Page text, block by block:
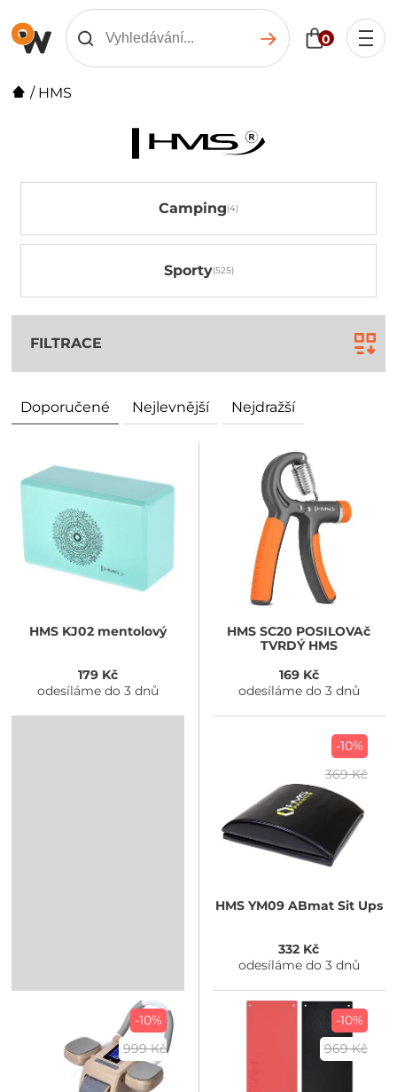
0
/ HMS
Camping
Sporty
FILTRACE
Doporučené Nejlevnější Nejdražší
HMS KJ02 mentolový
179 Kč
odesíláme do 3 dnů
HMS SC20 POSILOVAč
TVRDÝ HMS
169 Kč
odesíláme do 3 dnů
-10%
369 Kč
HMSYM09 ABmat Sit Ups
332 Kč
odesíláme do 3 dnů
-10%
999 Kč
-10%
969 Kč